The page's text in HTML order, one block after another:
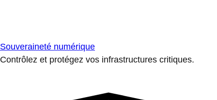
Souveraineté numérique
Contrôlez et protégez vos infrastructures critiques.